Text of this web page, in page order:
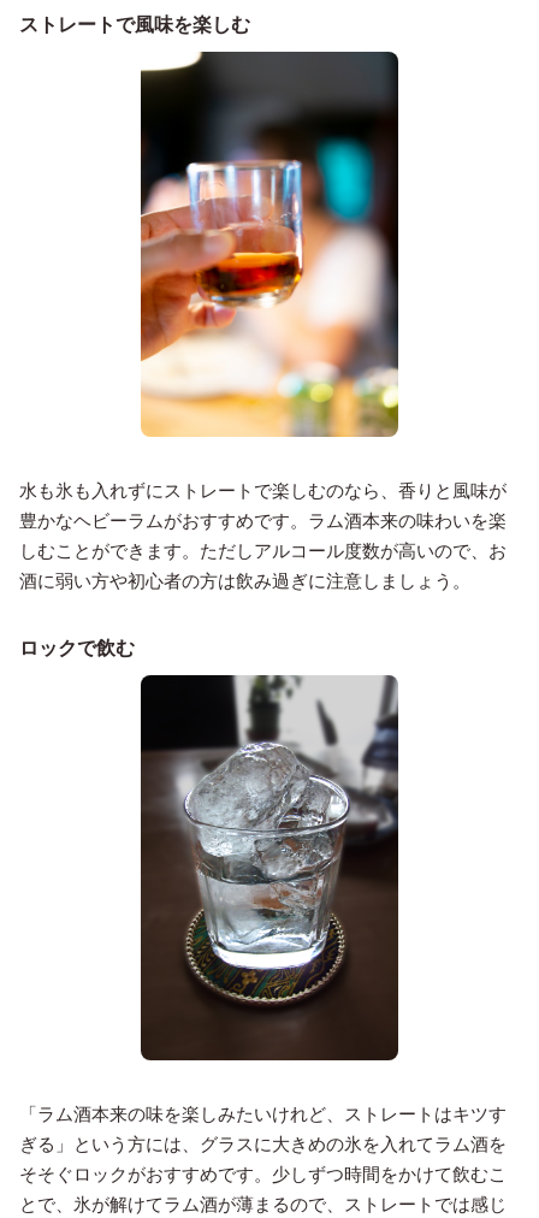
ストレートで風味を楽しむ
水も氷も入れずにストレートで楽しむのなら、香りと風味が
豊かなヘビーラムがおすすめです。ラム酒本来の味わいを楽
しむことができます。ただしアルコール度数が高いので、お
酒に弱い方や初心者の方は飲み過ぎに注意しましょう。
ロックで飲む
「ラム酒本来の味を楽しみたいけれど、ストレートはキツす
ぎる」という方には、グラスに大きめの氷を入れてラム酒を
そそぐロックがおすすめです。少しずつ時間をかけて飲むこ
とで、氷が解けてラム酒が薄まるので、ストレートでは感じ